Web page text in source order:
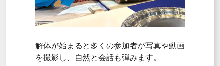
解体が始まると多くの参加者が写真や動画
を撮影し、自然と会話も弾みます。